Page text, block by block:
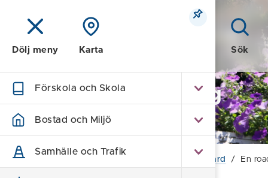
Meny Sök
Dölj meny Karta
Förskola och Skola
Bostad och Miljö
Samhälle och Trafik
Visit Söderköping
- turism
Hem Sankt Anna skärgård / En